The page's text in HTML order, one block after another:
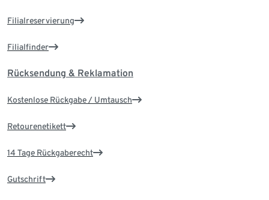
Filialreservierung
Filialfinder
Rücksendung & Reklamation
Kostenlose Rückgabe / Umtausch
Retourenetikett
14 Tage Rückgaberecht
Gutschrift